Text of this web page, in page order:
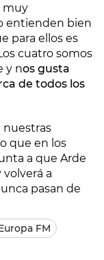
muy
entienden bien
para ellos es
cuatro somos
y nos gusta
de todos los
nuestras
que en los
a que Arde
a
pasan de
FM